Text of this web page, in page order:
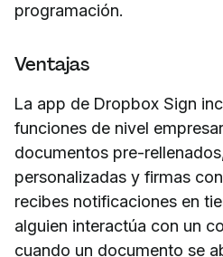
programación.
Ventajas
La app de Dropbox Sign
funciones de nivel
documentos pre-
personalizadas y firmas
recibes notificaciones en
alguien interactúa con un
cuando un documento se